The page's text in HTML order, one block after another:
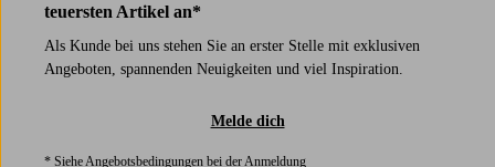
teuersten Artikel an*
Als Kunde bei uns stehen Sie an erster Stelle mit exklusiven
Angeboten, spannenden Neuigkeiten und viel Inspiration.
Melde dich
* Siehe Angebotsbedingungen bei der Anmeldung